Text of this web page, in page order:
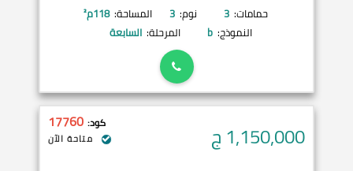
حمامات: 3 نوم: 3 المساحة: 118م²
النموذج: b المرحلة: السابعة
1,150,000ج كود: 17760
متاحة الآن